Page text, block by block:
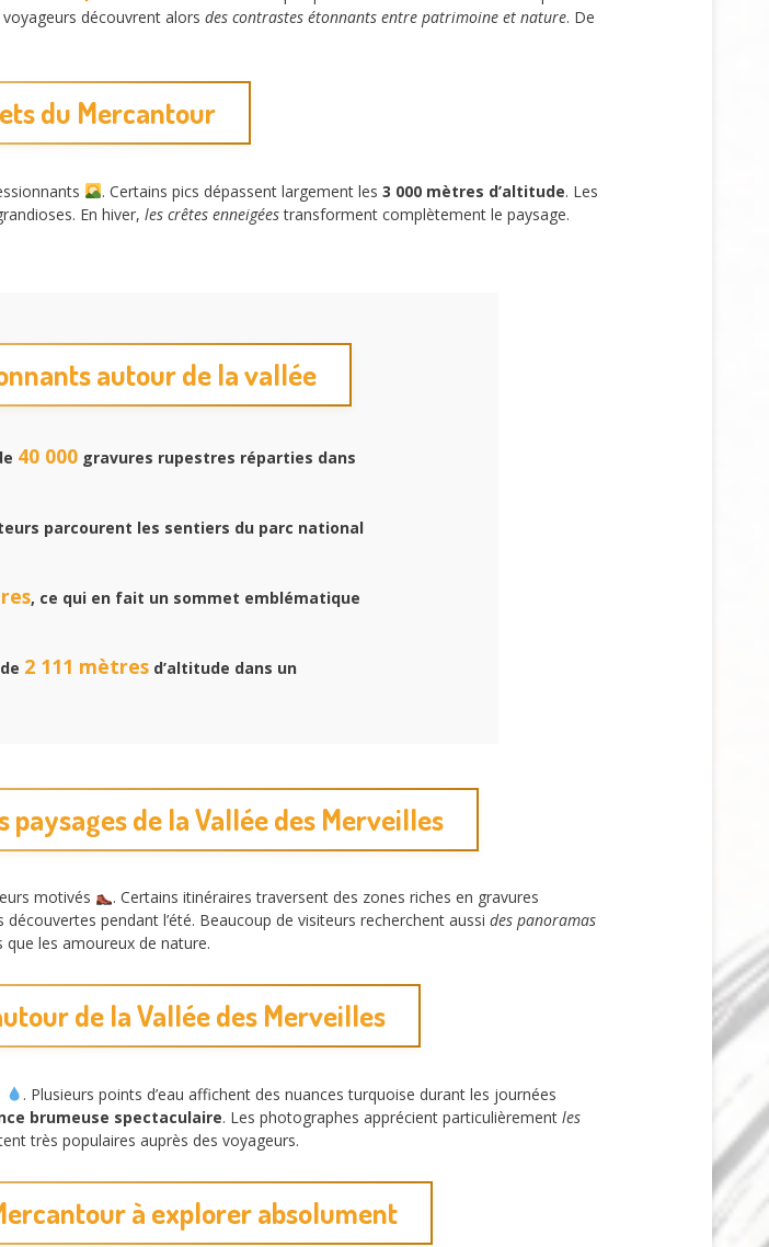
découvrent alors des contrastes étonnants entre patrimoine et nature. De
du Mercantour
. Certains pics dépassent largement les 3 000 mètres d’altitude. Les
En hiver, les crêtes enneigéestransforment complètement le paysage.
autour de la vallée
40 000gravures rupestres réparties dans
parcourent les sentiers du parc national
, ce qui en fait un sommet emblématique
2 111 mètresd’altitude dans un
de la Vallée des Merveilles
motivés
. Certains itinéraires traversent des zones riches en gravures
découvertes pendant l’été. Beaucoup de visiteurs recherchent aussi des panoramas
les amoureux de nature.
de la Vallée des Merveilles
. Plusieurs points d’eau affichent des nuances turquoise durant les journées
brumeuse spectaculaire. Les photographes apprécient particulièrement les
très populaires auprès des voyageurs.
à explorer absolument